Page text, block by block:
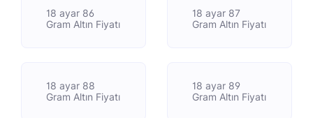
18 ayar 86
Gram Altın Fiyatı
18 ayar 87
Gram Altın Fiyatı
18 ayar 88
Gram Altın Fiyatı
18 ayar 89
Gram Altın Fiyatı